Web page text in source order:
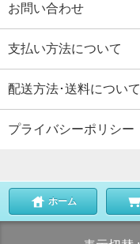
お問い合わせ
支払い方法について
配送方法･送料について
プライバシーポリシー
ホーム